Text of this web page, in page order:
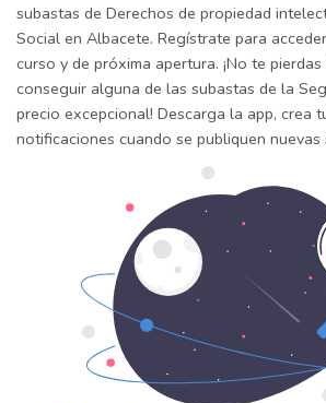
subastas de Derechos de propiedad
Social en Albacete. Regístrate para
curso y de próxima apertura. ¡No te
conseguir alguna de las subastas de la
precio excepcional! Descarga la app, crea
notificaciones cuando se publiquen nuevas